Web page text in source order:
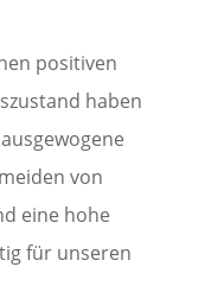
positiven
haben
von
eine hohe
für unseren